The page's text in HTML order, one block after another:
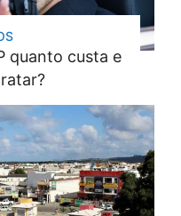
quanto custa e